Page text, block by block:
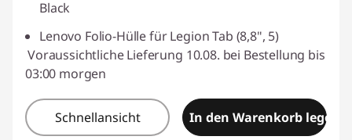
Black
Lenovo Folio-Hülle für Legion Tab (8,8", 5)
Voraussichtliche Lieferung 10.08. bei Bestellung bis
03:00 morgen
Schnellansicht In den Warenkorb legen